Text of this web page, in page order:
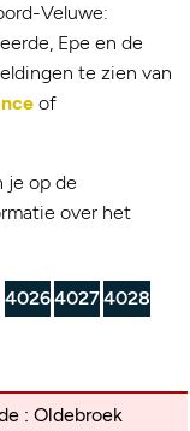
Veluwe:
Epe en de
te zien van
of
je op de
over het
402640274028
: Oldebroek